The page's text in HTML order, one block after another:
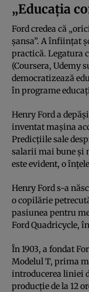
„Educația
Ford credea că
șansa”. A înființat
practică. Legatura
(Coursera, Udemy
democratizează
în programe
Henry Ford a
inventat mașina
Predicțiile sale
salarii mai bune și
este evident, o
Henry Ford s-a
o copilărie
pasiunea pentru
Ford Quadricycle,
În 1903, a fondat
Modelul T, prima
introducerea liniei
producție de la 12